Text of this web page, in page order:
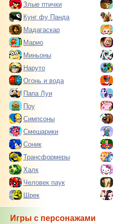
Злые птички
Кунг фу Панда
Мадагаскар
Марио
Миньоны
Наруто
Огонь и вода
Папа Луи
Поу
Симпсоны
Смешарики
Соник
Трансформеры
Халк
Человек паук
Шрек
Игры с персонажами